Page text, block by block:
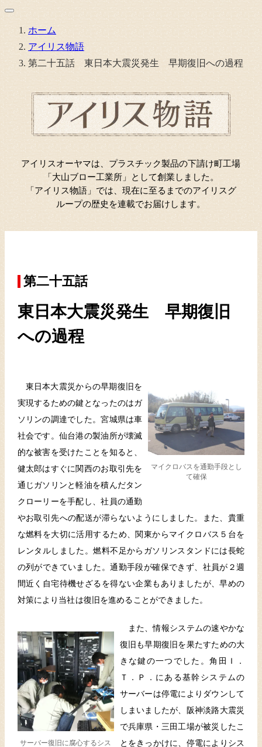
ホーム
アイリス物語
第二十五話 東日本大震災発生 早期復旧への過程
アイリスオーヤマは、プラスチック製品の下請け町工場
「大山ブロー工業所」として創業しました。
「アイリス物語」では、現在に至るまでのアイリスグ
ループの歴史を連載でお届けします。
第二十五話
東日本大震災発生 早期復旧
への過程
マイクロバスを通勤手段とし
て確保
東日本大震災からの早期復旧を
実現するための鍵となったのはガ
ソリンの調達でした。宮城県は車
社会です。仙台港の製油所が壊滅
的な被害を受けたことを知ると、
健太郎はすぐに関西のお取引先を
通じガソリンと軽油を積んだタン
クローリーを手配し、社員の通勤
やお取引先への配送が滞らないようにしました。また、貴重
な燃料を大切に活用するため、関東からマイクロバス５台を
レンタルしました。燃料不足からガソリンスタンドには長蛇
の列ができていました。通勤手段が確保できず、社員が２週
間近く自宅待機せざるを得ない企業もありましたが、早めの
対策により当社は復旧を進めることができました。
サーバー復旧に腐心するシス
また、情報システムの速やかな
復旧も早期復旧を果たすための大
きな鍵の一つでした。角田Ｉ．
Ｔ．Ｐ．にある基幹システムの
サーバーは停電によりダウンして
しまいましたが、阪神淡路大震災
で兵庫県・三田工場が被災したこ
とをきっかけに、停電によりシス